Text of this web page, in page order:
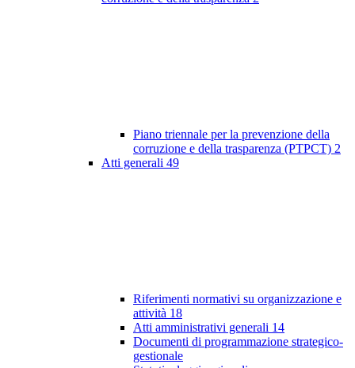
Piano triennale per la prevenzione della
corruzione e della trasparenza (PTPCT) 2
Atti generali 49
Riferimenti normativi su organizzazione e
attività 18
Atti amministrativi generali 14
Documenti di programmazione strategico-
gestionale